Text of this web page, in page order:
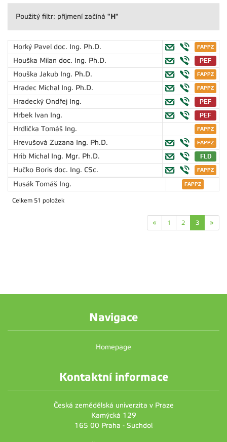
Použitý filtr: příjmení začíná "H"
Horký Pavel doc. Ing. Ph.D.
Houška Milan doc. Ing. Ph.D.
Houška Jakub Ing. Ph.D.
Hradec Michal Ing. Ph.D.
Hradecký Ondřej Ing.
Hrbek Ivan Ing.
Hrdlička Tomáš Ing.
Hrevušová Zuzana Ing. Ph.D.
Hrib Michal Ing. Mgr. Ph.D.
Hučko Boris doc. Ing. CSc.
Husák Tomáš Ing.
Celkem 51 položek
« 1 2 3 »
Navigace
Homepage
Kontaktní informace
Česká zemědělská univerzita v Praze
Kamýcká 129
165 00 Praha - Suchdol